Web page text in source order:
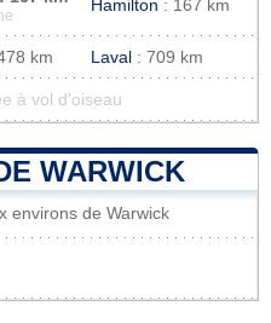
Hamilton : 167 km
km Laval : 709 km
à vol d'oiseau
WARWICK
environs de Warwick